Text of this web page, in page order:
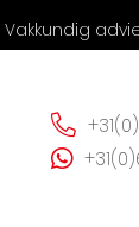
Vakkundig